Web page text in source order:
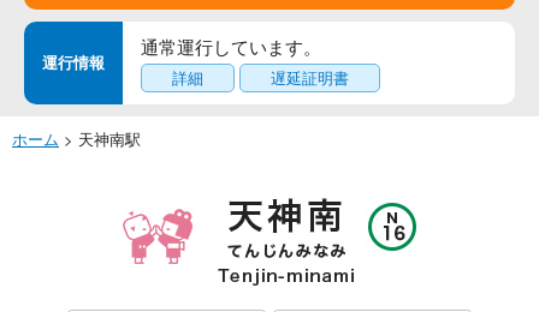
運行情報
通常運行しています。
詳細 遅延証明書
ホーム > 天神南駅